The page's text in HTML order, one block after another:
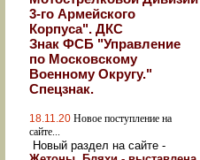
3-го Армейского
Корпуса". ДКС
Знак ФСБ "Управление
по Московскому
Военному Округу."
Спецзнак.
18.11.20 Новое поступление на
сайте...
Новый раздел на сайте -